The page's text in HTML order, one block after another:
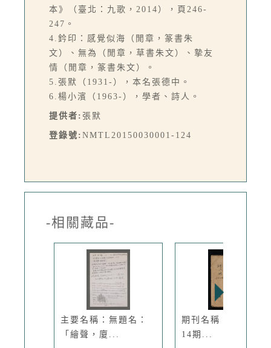
本》（臺北：九歌，2014），頁246-
247。
4.鈐印：感覺似海（閒章，篆書朱
文）、無為（閒章，草書朱文）、摯友
情（閒章，篆書朱文）。
5.張默（1931-），本名張德中。
6.楊小濱（1963-），學者、詩人。
提供者: 張默
登錄號: NMTL20150030001-124
-相關藏品-
主要名稱：無題名：
「繪聲，廈...
期刊名稱：現代詩
14期...